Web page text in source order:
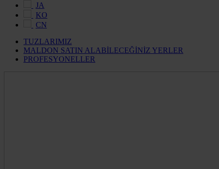
JA
KO
CN
TUZLARIMIZ
MALDON SATIN ALABİLECEĞİNİZ YERLER
PROFESYONELLER